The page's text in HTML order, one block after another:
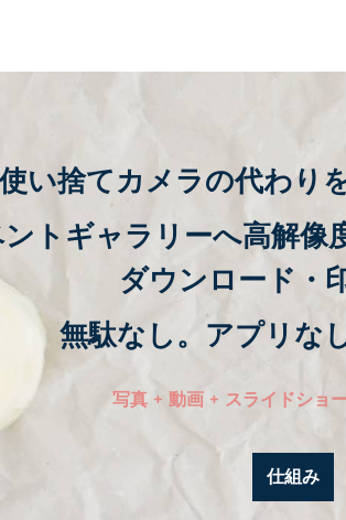
い捨てカメラの代わり
トギャラリーへ高解像
ダウンロード・
無駄なし。アプリな
写真 + 動画 + スライドショ
仕組み